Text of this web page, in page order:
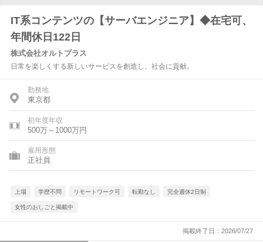
IT系コンテンツの【サーバエンジニア】◆在宅可、
年間休日122日
株式会社オルトプラス
日常を楽しくする新しいサービスを創造し、社会に貢献。
勤務地
東京都
初年度年収
500万～1000万円
雇用形態
正社員
上場 学歴不問 リモートワーク可 転勤なし 完全週休2日制
女性のおしごと掲載中
掲載終了日：2026/07/27